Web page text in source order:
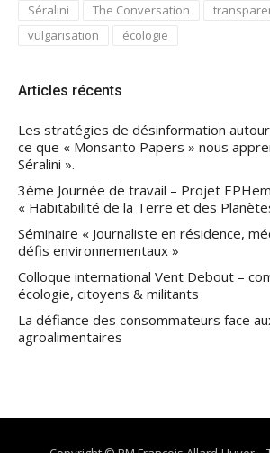
Séralini
The Conversation
vulgarisation
écologie
Articles récents
Les stratégies de désinformation
ce que « Monsanto Papers » nous
Séralini ».
3ème Journée de travail – Projet
« Habitabilité de la Terre et des
Séminaire « Journaliste en résidence,
défis environnementaux »
Colloque international Vent Debout –
écologie, citoyens & militants
La défiance des consommateurs face
agroalimentaires